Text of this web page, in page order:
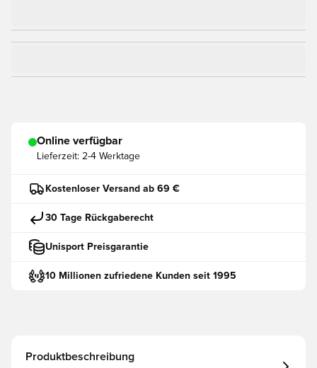
Online verfügbar
Lieferzeit: 2-4 Werktage
Kostenloser Versand ab 69 €
30 Tage Rückgaberecht
Unisport Preisgarantie
10 Millionen zufriedene Kunden seit 1995
Produktbeschreibung